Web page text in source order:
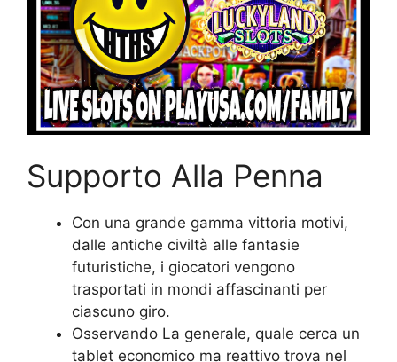
Supporto Alla Penna
Con una grande gamma vittoria motivi,
dalle antiche civiltà alle fantasie
futuristiche, i giocatori vengono
trasportati in mondi affascinanti per
ciascuno giro.
Osservando La generale, quale cerca un
tablet economico ma reattivo trova nel